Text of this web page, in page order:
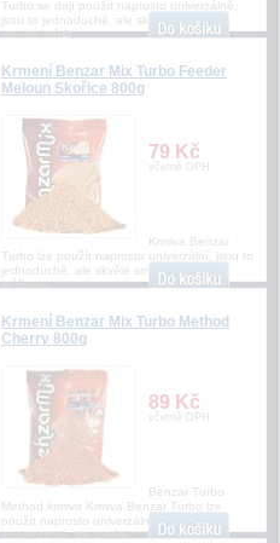
Turbo se dají použít naprosto univerzálně,
jsou to jednoduché, ale skvělé směsi, se
kterými mů�
Krmení Benzar Mix Turbo Feeder
Meloun Skořice 800g
79 Kč
včetně DPH
Krmiva Benzar
Turbo lze použít naprosto univerzální, jsou to
jednoduché, ale skvělé směsi, se kterými
můžeme
Krmení Benzar Mix Turbo Method
Cherry 800g
89 Kč
včetně DPH
Benzar Turbo
Method krmivo Krmiva Benzar Turbo lze
použít naprosto univerzální, jsou to
jednoduché, ale skvělé